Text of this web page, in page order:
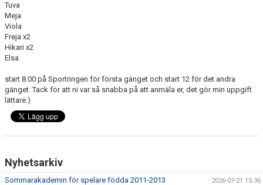
Tuva
Meja
Viola
Freja x2
Hikari x2
Elsa
start 8.00 på Sportringen för första gänget och start 12 för det andra
gänget. Tack för att ni var så snabba på att anmäla er, det gör min uppgift
lättare:)
Nyhetsarkiv
Sommarakademin för spelare födda 2011-2013 2026-07-21 15:36